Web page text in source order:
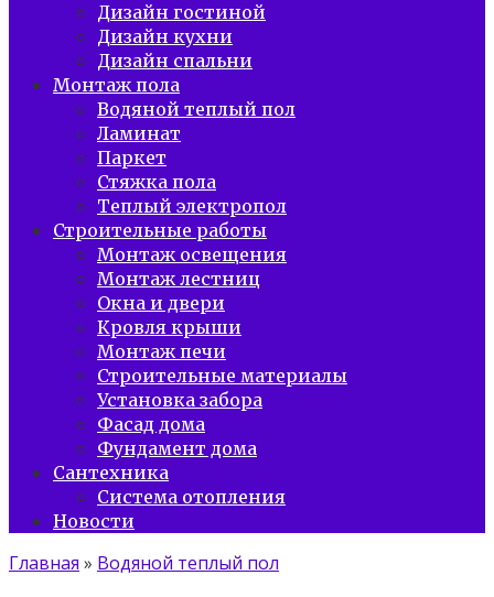
Дизайн гостиной
Дизайн кухни
Дизайн спальни
Монтаж пола
Водяной теплый пол
Ламинат
Паркет
Стяжка пола
Теплый электропол
Строительные работы
Монтаж освещения
Монтаж лестниц
Окна и двери
Кровля крыши
Монтаж печи
Строительные материалы
Установка забора
Фасад дома
Фундамент дома
Сантехника
Система отопления
Новости
Главная » Водяной теплый пол